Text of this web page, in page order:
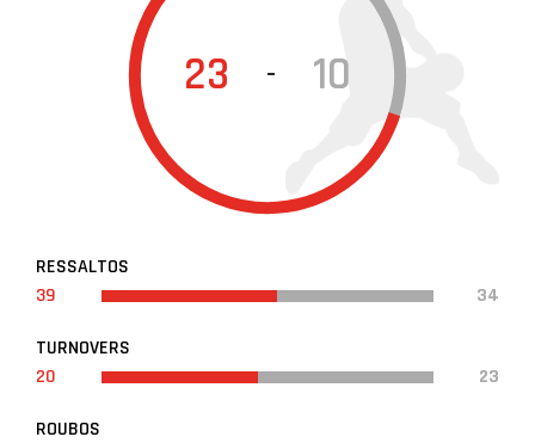
23 - 10
RESSALTOS
39
34
TURNOVERS
20
23
ROUBOS